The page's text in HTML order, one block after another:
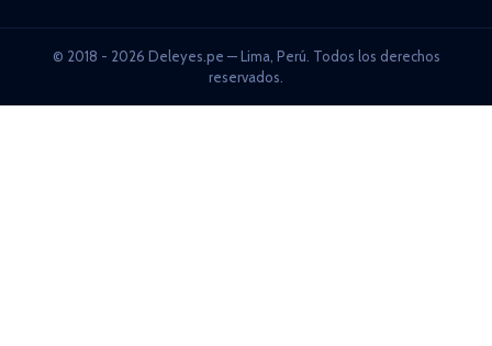
© 2018 - 2026 Deleyes.pe — Lima, Perú. Todos los derechos
reservados.